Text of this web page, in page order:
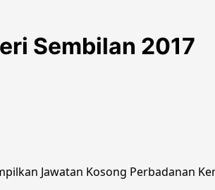
Sembilan 2017
Jawatan Kosong Perbadanan